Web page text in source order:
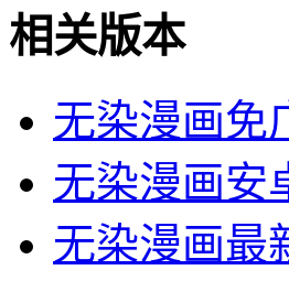
相关版本
无染漫画免
无染漫画安
无染漫画最